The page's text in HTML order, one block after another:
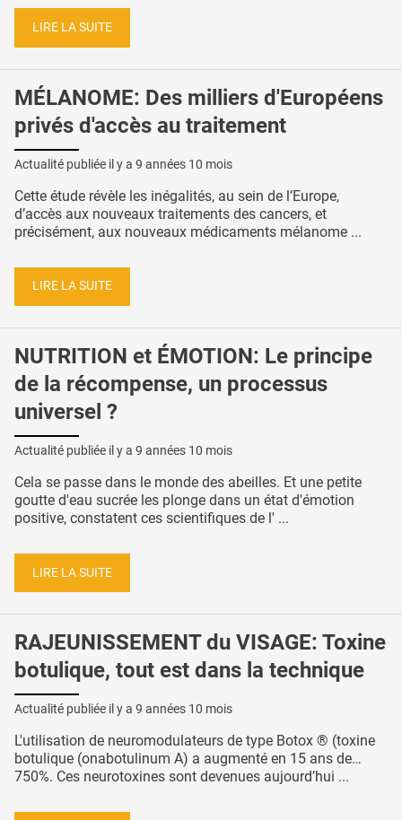
LIRE LA SUITE
MÉLANOME: Des milliers d'Européens
privés d'accès au traitement
Actualité publiée il y a 9 années 10 mois
Cette étude révèle les inégalités, au sein de l’Europe,
d’accès aux nouveaux traitements des cancers, et
précisément, aux nouveaux médicaments mélanome ...
LIRE LA SUITE
NUTRITION et ÉMOTION: Le principe
de la récompense, un processus
universel ?
Actualité publiée il y a 9 années 10 mois
Cela se passe dans le monde des abeilles. Et une petite
goutte d'eau sucrée les plonge dans un état d'émotion
positive, constatent ces scientifiques de l' ...
LIRE LA SUITE
RAJEUNISSEMENT du VISAGE: Toxine
botulique, tout est dans la technique
Actualité publiée il y a 9 années 10 mois
L'utilisation de neuromodulateurs de type Botox ® (toxine
botulique (onabotulinum A) a augmenté en 15 ans de…
750%. Ces neurotoxines sont devenues aujourd’hui ...